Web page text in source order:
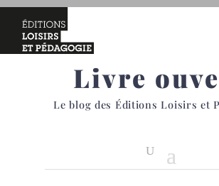
Livre
Le blog des Éditions Loisirs et